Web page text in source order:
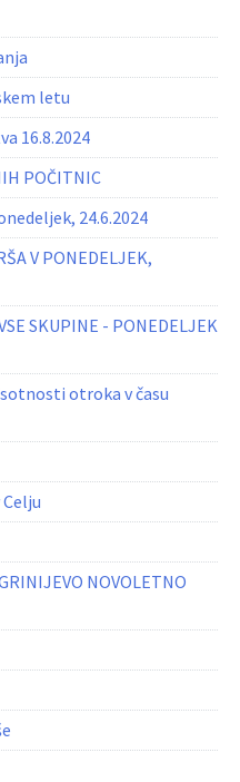
letu
16.8.2024
POČITNIC
24.6.2024
V PONEDELJEK,
SKUPINE - PONEDELJEK
otroka v času
NOVOLETNO